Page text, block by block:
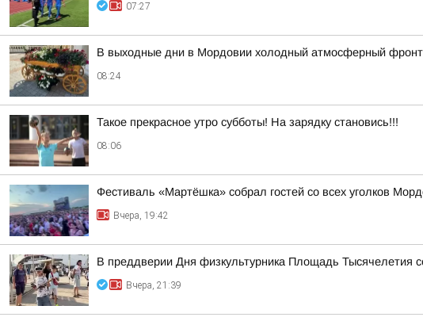
07:27
В выходные дни в Мордовии холодный атмосферный фронт
08:24
Такое прекрасное утро субботы! На зарядку становись!!!
08:06
Фестиваль «Мартёшка» собрал гостей со всех уголков
Вчера, 19:42
В преддверии Дня физкультурника Площадь Тысячелетия
Вчера, 21:39